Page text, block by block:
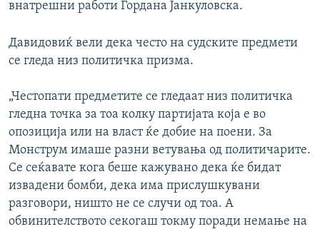
внатрешни работи Гордана Јанкуловска.
Давидовиќ вели дека често на судските предмети
се гледа низ политичка призма.
„Честопати предметите се гледаат низ политичка
гледна точка за тоа колку партијата која е во
опозиција или на власт ќе добие на поени. За
Монструм имаше разни ветувања од политичарите.
Се сеќавате кога беше кажувано дека ќе бидат
извадени бомби, дека има прислушкувани
разговори, ништо не се случи од тоа. А
обвинителството секогаш токму поради немање на